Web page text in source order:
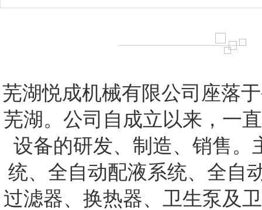
芜湖悦成机械有限公司座落
芜湖。公司自成立以来，一
设备的研发、制造、销售。
统、全自动配液系统、全自
过滤器、换热器、卫生泵及